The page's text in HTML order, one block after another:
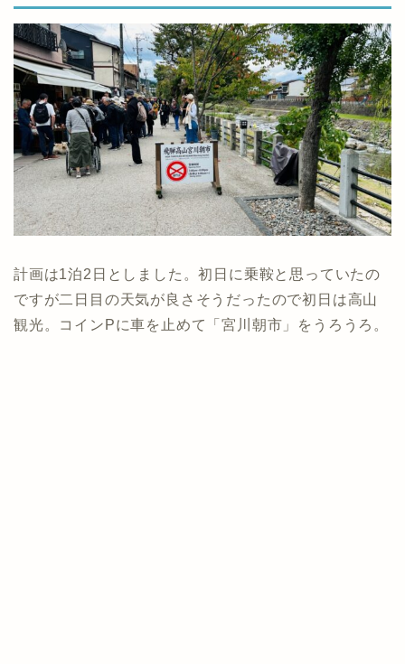
計画は1泊2日としました。初日に乗鞍と思っていたの
ですが二日目の天気が良さそうだったので初日は高山
観光。コインPに車を止めて「宮川朝市」をうろうろ。